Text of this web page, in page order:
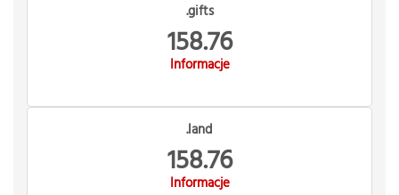
.gifts
158.76
Informacje
.land
158.76
Informacje